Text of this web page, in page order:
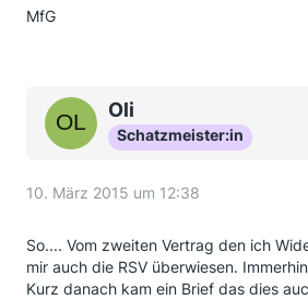
MfG
Oli
Schatzmeister:in
10. März 2015 um 12:38
So.... Vom zweiten Vertrag den ich
mir auch die RSV überwiesen.
Kurz danach kam ein Brief das dies